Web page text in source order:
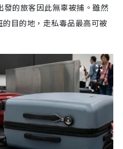
發的旅客因此無辜被捕。雖然
目的地，走私毒品最高可被